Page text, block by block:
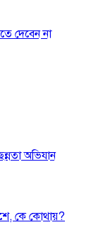
দেবেন না
অভিযান
কে কোথায়?